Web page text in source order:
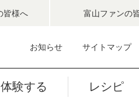
皆様へ 富山ファンの
お知らせ サイトマップ
体験する レシピ